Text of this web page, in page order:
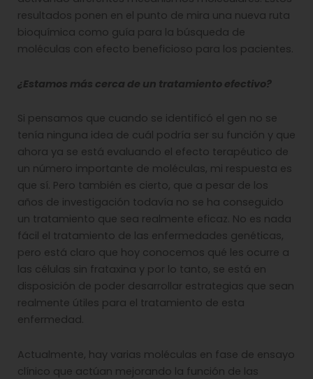
resultados ponen en el punto de mira una nueva ruta
bioquímica como guía para la búsqueda de
moléculas con efecto beneficioso para los pacientes.
¿Estamos más cerca de un tratamiento efectivo?
Si pensamos que cuando se identificó el gen no se
tenía ninguna idea de cuál podría ser su función y que
ahora ya se está evaluando el efecto terapéutico de
un número importante de moléculas, mi respuesta es
que sí. Pero también es cierto, que a pesar de los
años de investigación todavía no se ha conseguido
un tratamiento que sea realmente eficaz. No es nada
fácil el tratamiento de las enfermedades genéticas,
pero está claro que hoy conocemos qué les ocurre a
las células sin frataxina y por lo tanto, se está en
disposición de poder desarrollar estrategias que sean
realmente útiles para el tratamiento de esta
enfermedad.
Actualmente, hay varias moléculas en fase de ensayo
clínico que actúan mejorando la función de las